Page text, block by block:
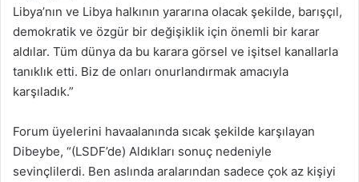
Libya’nın ve Libya halkının yararına olacak şekilde, barışçıl,
demokratik ve özgür bir değişiklik için önemli bir karar
aldılar. Tüm dünya da bu karara görsel ve işitsel kanallarla
tanıklık etti. Biz de onları onurlandırmak amacıyla
karşıladık.”
Forum üyelerini havaalanında sıcak şekilde karşılayan
Dibeybe, “(LSDF’de) Aldıkları sonuç nedeniyle
sevinçlilerdi. Ben aslında aralarından sadece çok az kişiyi